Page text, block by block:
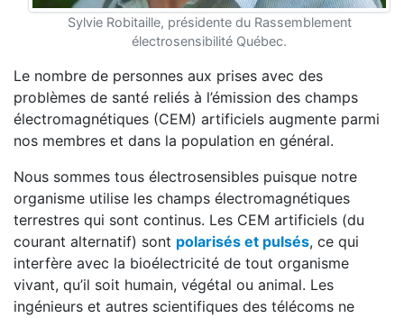
Sylvie Robitaille, présidente du Rassemblement
électrosensibilité Québec.
Le nombre de personnes aux prises avec des
problèmes de santé reliés à l’émission des champs
électromagnétiques (CEM) artificiels augmente parmi
nos membres et dans la population en général.
Nous sommes tous électrosensibles puisque notre
organisme utilise les champs électromagnétiques
terrestres qui sont continus. Les CEM artificiels (du
courant alternatif) sont polarisés et pulsés, ce qui
interfère avec la bioélectricité de tout organisme
vivant, qu’il soit humain, végétal ou animal. Les
ingénieurs et autres scientifiques des télécoms ne